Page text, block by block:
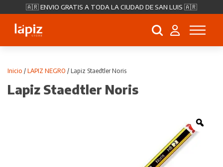
🇦🇷 ENVIO GRATIS A TODA LA CIUDAD DE SAN LUIS 🇦🇷
Búsqueda
Inicio / LAPIZ NEGRO / Lapiz Staedtler Noris
Lapiz Staedtler Noris